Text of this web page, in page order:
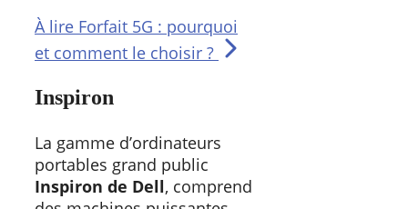
À lire Forfait 5G : pourquoi
et comment le choisir ?
Inspiron
La gamme d’ordinateurs
portables grand public
Inspiron de Dell, comprend